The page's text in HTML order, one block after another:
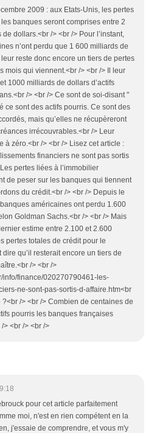
2009 : aux Etats-Unis, les pertes
banques seront comprises entre 2
dollars.<br /> <br /> Pour l’instant,
n’ont perdu que 1 600 milliards de
reste donc encore un tiers de pertes
mois qui viennent.<br /> <br /> Il leur
1000 milliards de dollars d’actifs
/> <br /> Ce sont de soi-disant "
ce sont des actifs pourris. Ce sont des
mais qu’elles ne récupèreront
irrécouvrables.<br /> Leur
à zéro.<br /> <br /> Lisez cet article :
financiers ne sont pas sortis
pertes liées à l’immobilier
de peser sur les banques qui tiennent
du crédit.<br /> <br /> Depuis le
américaines ont perdu 1.600
Goldman Sachs.<br /> <br /> Mais
estime entre 2.100 et 2.600
pertes totales de crédit pour le
qu’il resterait encore un tiers de
/> <br />
info/finance/020270790461-les-
ne-sont-pas-sortis-d-affaire.htm<br
?<br /> <br /> Combien de centaines de
pourris les banques françaises
> <br /> <br />
pour cet article parfaitement
moi, n'est en rien compétent en la
j'essaie de comprendre, et vous m'y